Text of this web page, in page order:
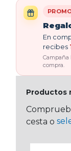
En
recibes
Campaña
compra.
Productos
cesta o